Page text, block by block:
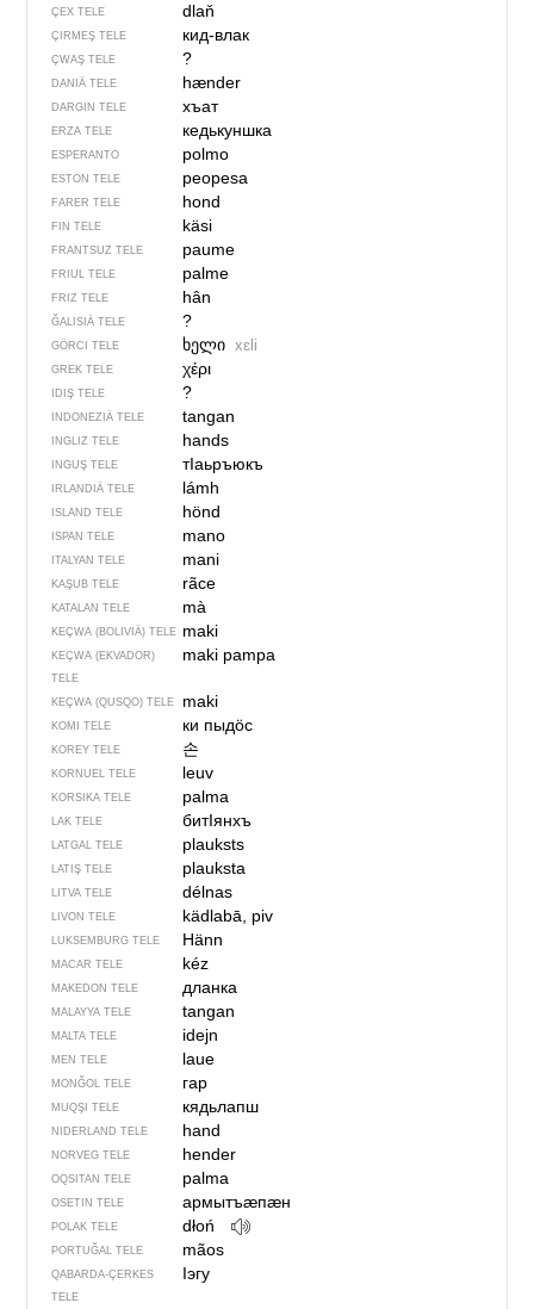
ÇEX TELE dlaň
ÇIRMEŞ TELE кид-влак
ÇWAŞ TELE ?
DANIÄ TELE hænder
DARGIN TELE хъат
ERZA TELE кедькуншка
ESPERANTO polmo
ESTON TELE peopesa
FARER TELE hond
FIN TELE käsi
FRANTSUZ TELE paume
FRIUL TELE palme
FRIZ TELE hân
ĞALISIÄ TELE ?
GÖRCI TELE ხელი xɛli
GREK TELE χέρι
IDIŞ TELE ?
INDONEZIÄ TELE tangan
INGLIZ TELE hands
INGUŞ TELE тIаьръюкъ
IRLANDIÄ TELE lámh
ISLAND TELE hönd
ISPAN TELE mano
ITALYAN TELE mani
KAŞUB TELE rãce
KATALAN TELE mà
KEÇWA (BOLIVIÄ) TELE maki
KEÇWA (EKVADOR)
TELE
maki pampa
KEÇWA (QUSQO) TELE maki
KOMI TELE ки пыдӧс
KOREY TELE 손
KORNUEL TELE leuv
KORSIKA TELE palma
LAK TELE битIянхъ
LATGAL TELE plauksts
LATIŞ TELE plauksta
LITVA TELE délnas
LIVON TELE kädlabā, piv
LUKSEMBURG TELE Hänn
MACAR TELE kéz
MAKEDON TELE дланка
MALAYYA TELE tangan
MALTA TELE idejn
MEN TELE laue
MONĞOL TELE гар
MUQŞI TELE кядьлапш
NIDERLAND TELE hand
NORVEG TELE hender
OQSITAN TELE palma
OSETIN TELE армытъӕпӕн
POLAK TELE dłoń
PORTUĞAL TELE mãos
QABARDA-ÇERKES
TELE
Iэгу